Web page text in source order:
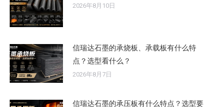
2026年8月10日
信瑞达石墨的承烧板、承载板有什么特
点？选型看什么？
2026年8月7日
信瑞达石墨的承压板有什么特点？选型要